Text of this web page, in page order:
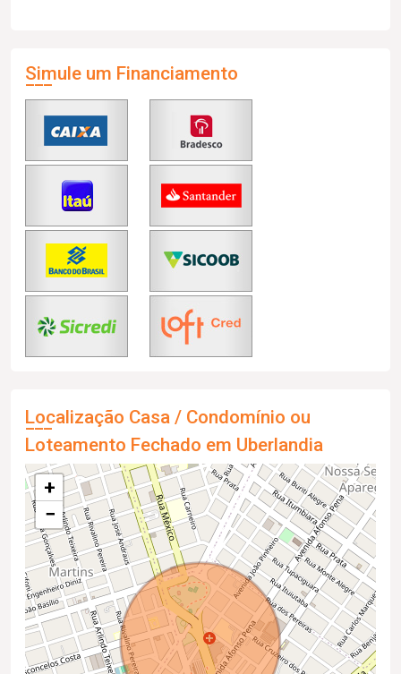
Simule um Financiamento
Localização Casa / Condomínio ou
Loteamento Fechado em Uberlandia
+
−